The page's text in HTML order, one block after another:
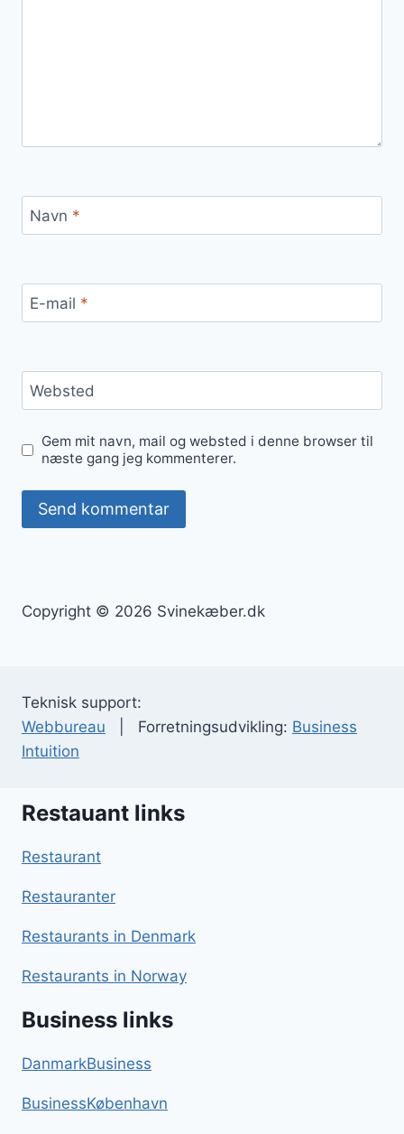
Navn *
E-mail *
Websted
Gem mit navn, mail og websted i denne browser til
næste gang jeg kommenterer.
Copyright © 2026 Svinekæber.dk
Teknisk support:
Webbureau | Forretningsudvikling: Business
Intuition
Restauant links
Restaurant
Restauranter
Restaurants in Denmark
Restaurants in Norway
Business links
DanmarkBusiness
BusinessKøbenhavn